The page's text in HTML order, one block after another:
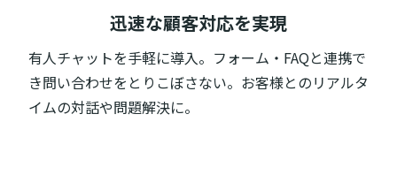
迅速な顧客対応を実現
有人チャットを手軽に導入。フォーム・FAQと連携で
き問い合わせをとりこぼさない。お客様とのリアルタ
イムの対話や問題解決に。